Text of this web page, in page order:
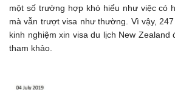
một số trường hợp khó hiểu như việc có
mà vẫn trượt visa như thường. Vì vậy,
kinh nghiệm xin visa du lịch New Zealand
tham khảo.